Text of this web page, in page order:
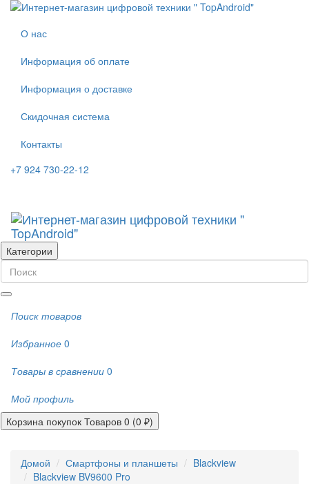
О нас
Информация об оплате
Информация о доставке
Скидочная система
Контакты
+7 924 730-22-12
Категории
Поиск товаров
Избранное 0
Товары в сравнении 0
Мой профиль
Корзина покупок Товаров 0 (0 ₽)
Домой Смартфоны и планшеты
Blackview
Blackview BV9600 Pro